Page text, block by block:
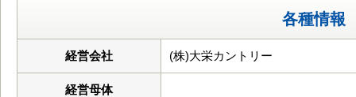
各種情報
経営会社 (株)大栄カントリー
経営母体